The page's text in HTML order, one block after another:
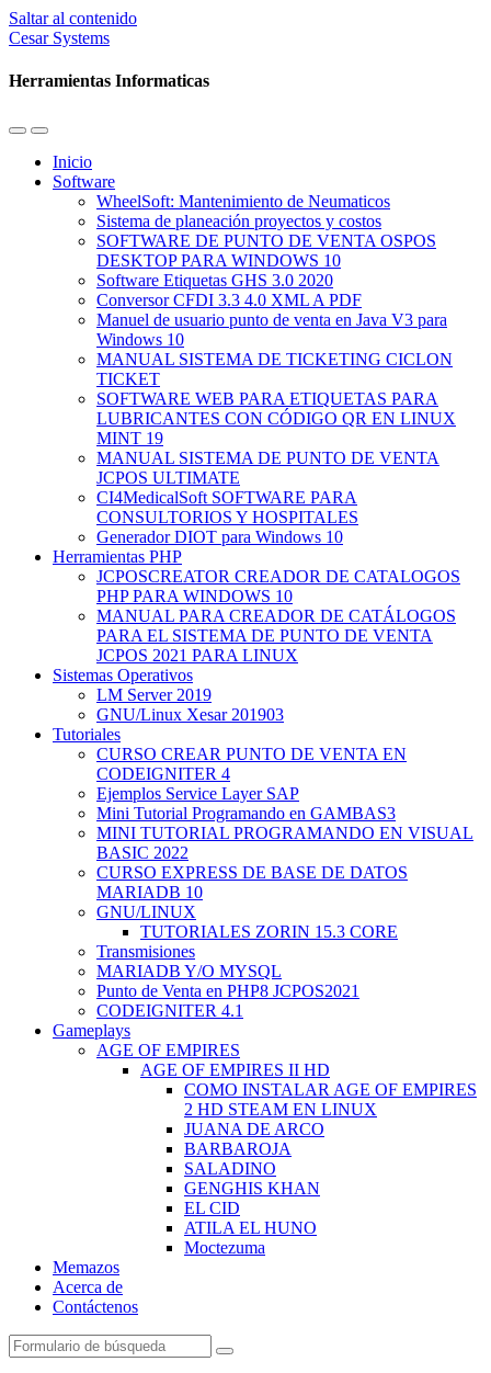
Saltar al contenido
Cesar Systems
Herramientas Informaticas
Alternar
menú
móvil
Alternar
campo
de
búsqueda
Inicio
Software
WheelSoft: Mantenimiento de Neumaticos
Sistema de planeación proyectos y costos
SOFTWARE DE PUNTO DE VENTA OSPOS
DESKTOP PARA WINDOWS 10
Software Etiquetas GHS 3.0 2020
Conversor CFDI 3.3 4.0 XML A PDF
Manuel de usuario punto de venta en Java V3 para
Windows 10
MANUAL SISTEMA DE TICKETING CICLON
TICKET
SOFTWARE WEB PARA ETIQUETAS PARA
LUBRICANTES CON CÓDIGO QR EN LINUX
MINT 19
MANUAL SISTEMA DE PUNTO DE VENTA
JCPOS ULTIMATE
CI4MedicalSoft SOFTWARE PARA
CONSULTORIOS Y HOSPITALES
Generador DIOT para Windows 10
Herramientas PHP
JCPOSCREATOR CREADOR DE CATALOGOS
PHP PARA WINDOWS 10
MANUAL PARA CREADOR DE CATÁLOGOS
PARA EL SISTEMA DE PUNTO DE VENTA
JCPOS 2021 PARA LINUX
Sistemas Operativos
LM Server 2019
GNU/Linux Xesar 201903
Tutoriales
CURSO CREAR PUNTO DE VENTA EN
CODEIGNITER 4
Ejemplos Service Layer SAP
Mini Tutorial Programando en GAMBAS3
MINI TUTORIAL PROGRAMANDO EN VISUAL
BASIC 2022
CURSO EXPRESS DE BASE DE DATOS
MARIADB 10
GNU/LINUX
TUTORIALES ZORIN 15.3 CORE
Transmisiones
MARIADB Y/O MYSQL
Punto de Venta en PHP8 JCPOS2021
CODEIGNITER 4.1
Gameplays
AGE OF EMPIRES
AGE OF EMPIRES II HD
COMO INSTALAR AGE OF EMPIRES
2 HD STEAM EN LINUX
JUANA DE ARCO
BARBAROJA
SALADINO
GENGHIS KHAN
EL CID
ATILA EL HUNO
Moctezuma
Memazos
Acerca de
Contáctenos
Buscar